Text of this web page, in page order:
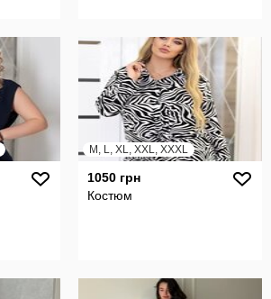
M, L, XL, XXL, XXXL
1050 грн
Костюм